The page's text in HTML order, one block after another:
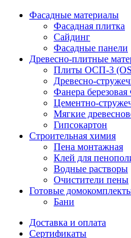
Фасадные материалы
Фасадная плитка
Сайдинг
Фасадные панели
Древесно-плитные
Плиты ОСП-3
Древесно-
Фанера
Цементно-
Мягкие
Гипсокартон
Строительная химия
Пена монтажная
Клей для
Водные растворы
Очистители пены
Готовые
Бани
Доставка и оплата
Сертификаты